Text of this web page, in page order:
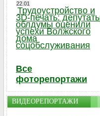
22.01
Трудоустройство и
3D-печать:
облдумы оценили
успехи Волжского
дома
соцобслуживания
Все
фоторепортажи
ВИДЕОРЕПОРТАЖИ